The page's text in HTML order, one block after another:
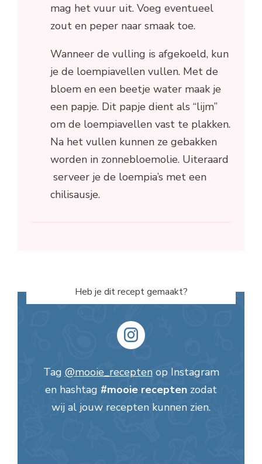
mag het vuur uit. Voeg eventueel
zout en peper naar smaak toe.
Wanneer de vulling is afgekoeld, kun
je de loempiavellen vullen. Met de
bloem en een beetje water maak je
een papje. Dit papje dient als “lijm”
om de loempiavellen vast te plakken.
Na het vullen kunnen ze gebakken
worden in zonnebloemolie. Uiteraard
serveer je de loempia’s met een
chilisausje.
Heb je dit recept gemaakt?
Tag @mooie_receptenop Instagram
en hashtag #mooie recepten zodat
wij al jouw recepten kunnen zien.